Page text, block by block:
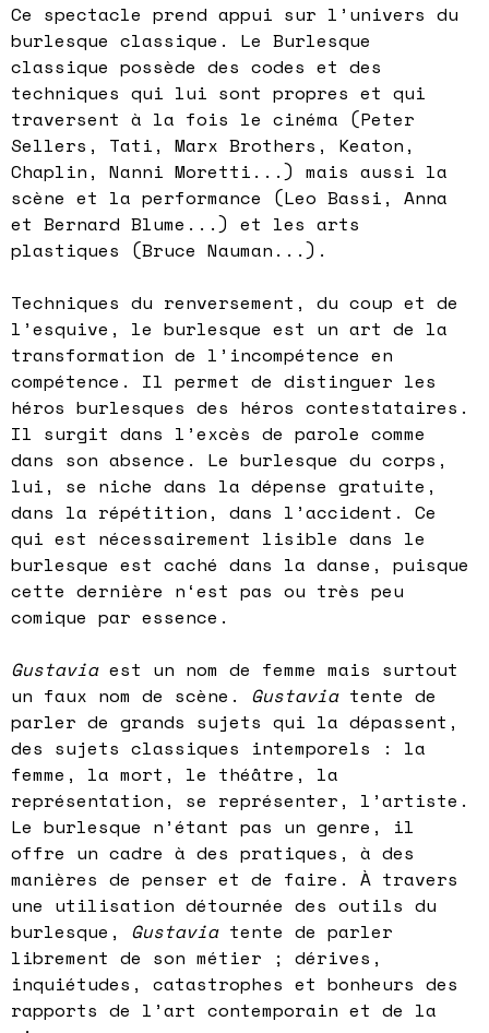
Ce spectacle prend appui sur l’univers du
burlesque classique. Le Burlesque
classique possède des codes et des
techniques qui lui sont propres et qui
traversent à la fois le cinéma (Peter
Sellers, Tati, Marx Brothers, Keaton,
Chaplin, Nanni Moretti...) mais aussi la
scène et la performance (Leo Bassi, Anna
et Bernard Blume...) et les arts
plastiques (Bruce Nauman...).
Techniques du renversement, du coup et de
l’esquive, le burlesque est un art de la
transformation de l’incompétence en
compétence. Il permet de distinguer les
héros burlesques des héros contestataires.
Il surgit dans l’excès de parole comme
dans son absence. Le burlesque du corps,
lui, se niche dans la dépense gratuite,
dans la répétition, dans l’accident. Ce
qui est nécessairement lisible dans le
burlesque est caché dans la danse, puisque
cette dernière n‘est pas ou très peu
comique par essence.
Gustaviaest un nom de femme mais surtout
un faux nom de scène. Gustaviatente de
parler de grands sujets qui la dépassent,
des sujets classiques intemporels : la
femme, la mort, le théâtre, la
représentation, se représenter, l’artiste.
Le burlesque n’étant pas un genre, il
offre un cadre à des pratiques, à des
manières de penser et de faire. À travers
une utilisation détournée des outils du
burlesque, Gustaviatente de parler
librement de son métier ; dérives,
inquiétudes, catastrophes et bonheurs des
rapports de l’art contemporain et de la